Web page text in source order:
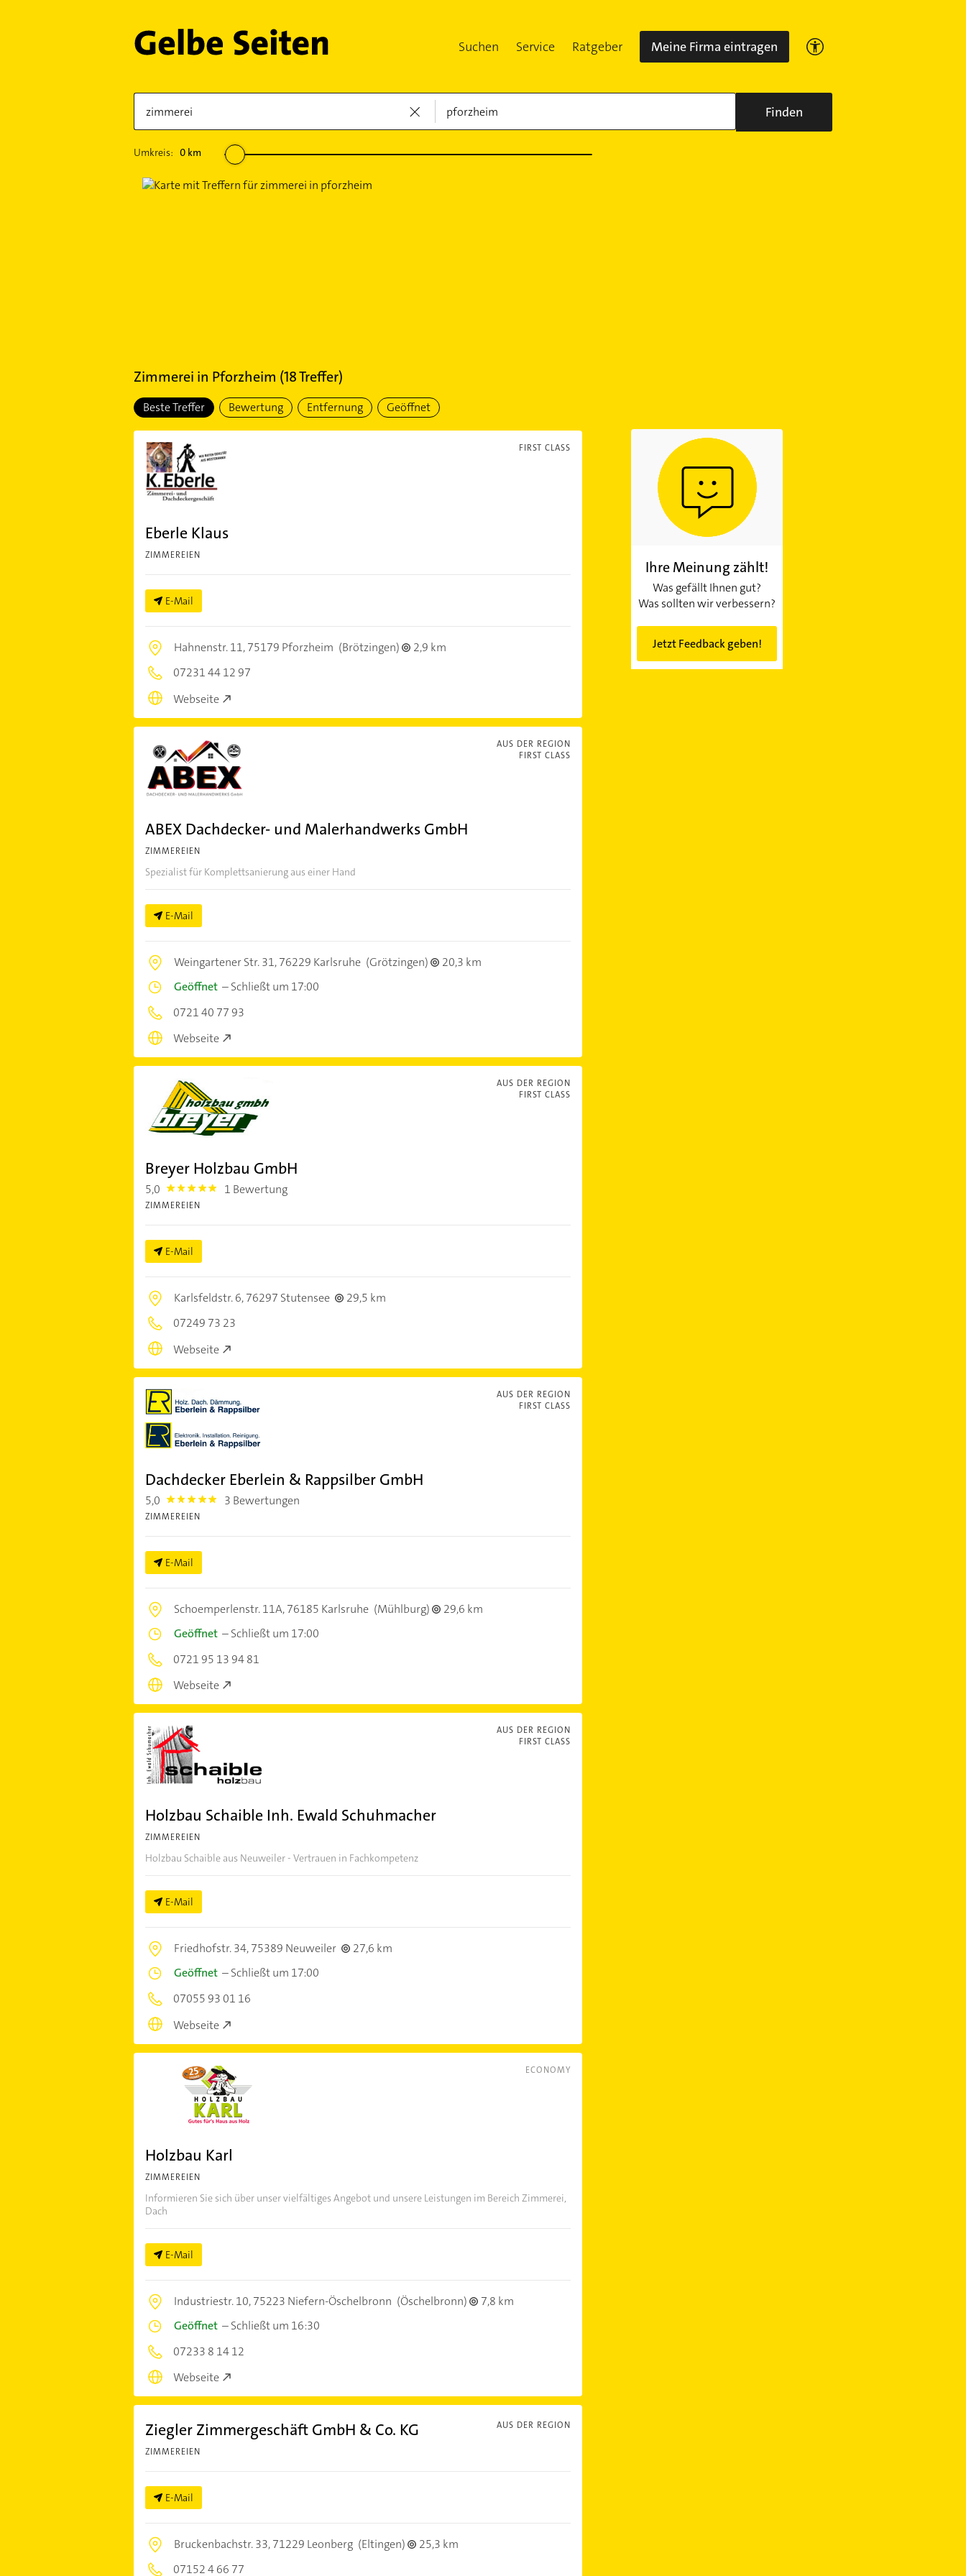
Suchen Service Ratgeber Meine Firma eintragen
Finden
Umkreis: 0km
Zimmerei in Pforzheim (18Treffer)
Beste Treffer Bewertung Entfernung Geöffnet
FIRST CLASS
Eberle Klaus
ZIMMEREIEN
E-Mail
Hahnenstr. 11,75179 Pforzheim (Brötzingen)
2,9 km
07231 44 12 97
Webseite
AUS DER REGION
FIRST CLASS
ABEX Dachdecker- und Malerhandwerks GmbH
ZIMMEREIEN
Spezialist für Komplettsanierung aus einer Hand
E-Mail
Weingartener Str. 31,76229 Karlsruhe (Grötzingen)
20,3 km
Geöffnet–Schließt um 17:00
0721 40 77 93
Webseite
AUS DER REGION
FIRST CLASS
Breyer Holzbau GmbH
5,0 5.0 1 Bewertung
ZIMMEREIEN
E-Mail
Karlsfeldstr. 6,76297 Stutensee
29,5 km
07249 73 23
Webseite
AUS DER REGION
FIRST CLASS
Dachdecker Eberlein & Rappsilber GmbH
5,0 5.0 3 Bewertungen
ZIMMEREIEN
E-Mail
Schoemperlenstr. 11A,76185 Karlsruhe (Mühlburg)
29,6 km
Geöffnet–Schließt um 17:00
0721 95 13 94 81
Webseite
AUS DER REGION
FIRST CLASS
Holzbau Schaible Inh. Ewald Schuhmacher
ZIMMEREIEN
Holzbau Schaible aus Neuweiler - Vertrauen in Fachkompetenz
E-Mail
Friedhofstr. 34,75389 Neuweiler
27,6 km
Geöffnet–Schließt um 17:00
07055 93 01 16
Webseite
ECONOMY
Holzbau Karl
ZIMMEREIEN
Informieren Sie sich über unser vielfältiges Angebot und unsere Leistungen im Bereich Zimmerei,
Dach
E-Mail
Industriestr. 10,75223 Niefern-Öschelbronn (Öschelbronn)
7,8 km
Geöffnet–Schließt um 16:30
07233 8 14 12
Webseite
AUS DER REGION
Ziegler Zimmergeschäft GmbH & Co. KG
ZIMMEREIEN
E-Mail
Bruckenbachstr. 33,71229 Leonberg (Eltingen)
25,3 km
07152 4 66 77
Ihre Meinung zählt!
Was gefällt Ihnen gut?
Was sollten wir verbessern?
Jetzt Feedback geben!